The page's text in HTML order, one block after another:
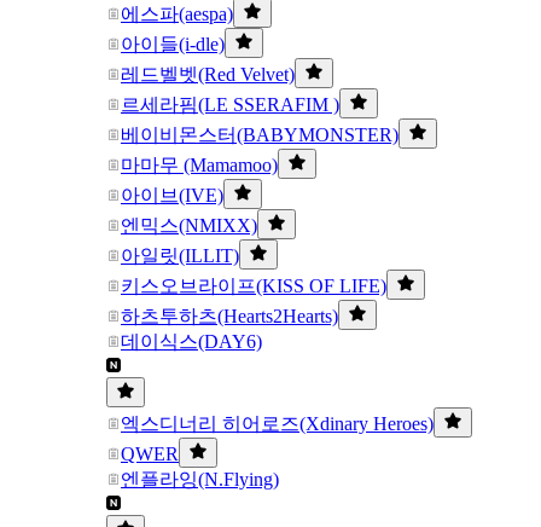
에스파(aespa)
아이들(i-dle)
레드벨벳(Red Velvet)
르세라핌(LE SSERAFIM )
베이비몬스터(BABYMONSTER)
마마무 (Mamamoo)
아이브(IVE)
엔믹스(NMIXX)
아일릿(ILLIT)
키스오브라이프(KISS OF LIFE)
하츠투하츠(Hearts2Hearts)
데이식스(DAY6)
엑스디너리 히어로즈(Xdinary Heroes)
QWER
엔플라잉(N.Flying)